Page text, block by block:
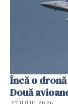
Încă o dronă
Două